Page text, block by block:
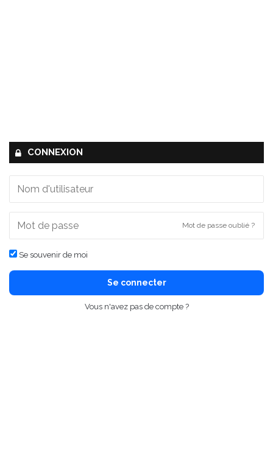
CONNEXION
Mot de passe oublié ?
Se souvenir de moi
Se connecter
Vous n'avez pas de compte ?